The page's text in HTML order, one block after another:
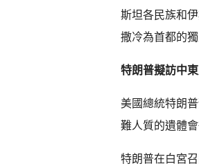
斯坦各民族和
撒冷為首都的
特朗普擬訪中
美國總統特朗
難人質的遺體
特朗普在白宮